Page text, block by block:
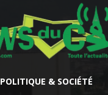
POLITIQUE & SOCIÉTÉ